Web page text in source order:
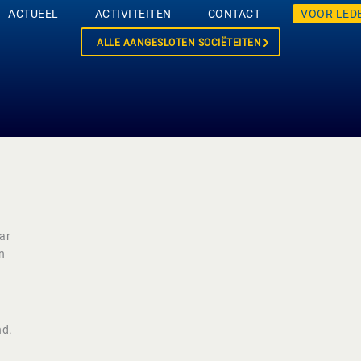
ACTUEEL ACTIVITEITEN CONTACT VOOR
ALLE AANGESLOTEN SOCIËTEITEN